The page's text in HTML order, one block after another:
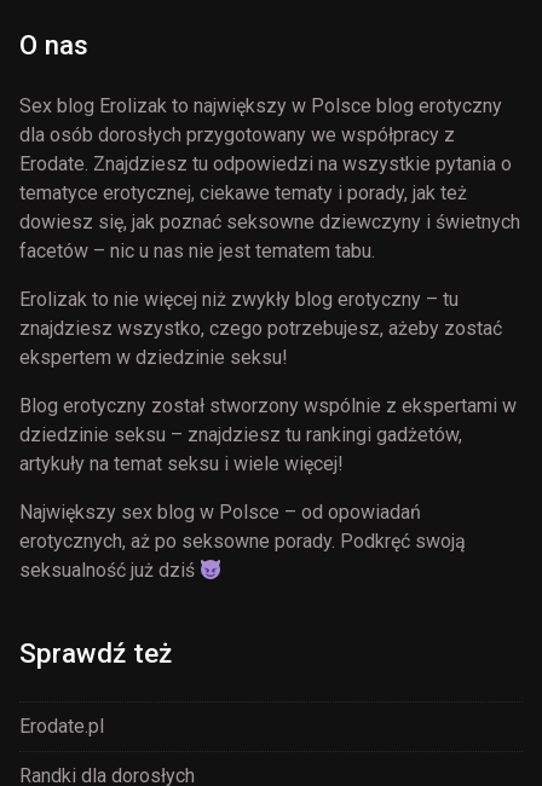
O nas
Sex blog Erolizak to największy w Polsce blog erotyczny
dla osób dorosłych przygotowany we współpracy z
Erodate. Znajdziesz tu odpowiedzi na wszystkie pytania o
tematyce erotycznej, ciekawe tematy i porady, jak też
dowiesz się, jak poznać seksowne dziewczyny i świetnych
facetów – nic u nas nie jest tematem tabu.
Erolizak to nie więcej niż zwykły blog erotyczny – tu
znajdziesz wszystko, czego potrzebujesz, ażeby zostać
ekspertem w dziedzinie seksu!
Blog erotyczny został stworzony wspólnie z ekspertami w
dziedzinie seksu – znajdziesz tu rankingi gadżetów,
artykuły na temat seksu i wiele więcej!
Największy sex blog w Polsce – od opowiadań
erotycznych, aż po seksowne porady. Podkręć swoją
seksualność już dziś
Sprawdź też
Erodate.pl
Randki dla dorosłych